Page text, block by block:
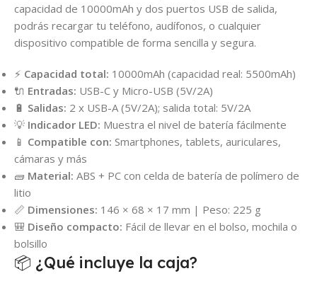
capacidad de 10000mAh y dos puertos USB de salida,
podrás recargar tu teléfono, audífonos, o cualquier
dispositivo compatible de forma sencilla y segura.
⚡ Capacidad total: 10000mAh (capacidad real: 5500mAh)
🔌 Entradas: USB-C y Micro-USB (5V/2A)
🔋 Salidas: 2 x USB-A (5V/2A); salida total: 5V/2A
💡 Indicador LED: Muestra el nivel de batería fácilmente
📱 Compatible con: Smartphones, tablets, auriculares,
cámaras y más
🧱 Material: ABS + PC con celda de batería de polímero de
litio
📏 Dimensiones: 146 × 68 × 17 mm | Peso: 225 g
🎒 Diseño compacto: Fácil de llevar en el bolso, mochila o
bolsillo
📦 ¿Qué incluye la caja?